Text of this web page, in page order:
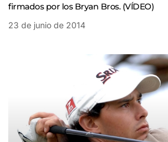
firmados por los Bryan Bros. (VÍDEO)
23 de junio de 2014